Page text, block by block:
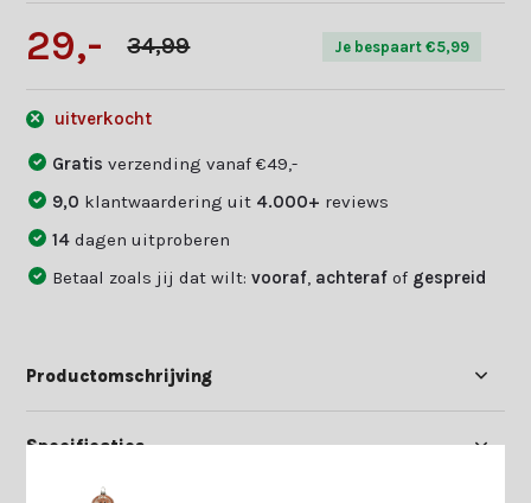
29,- 34,99 Je bespaart €5,99
uitverkocht
Gratisverzending vanaf €49,-
9,0 klantwaardering uit 4.000+ reviews
14dagen uitproberen
Betaal zoals jij dat wilt:vooraf achteraf of gespreid
Productomschrijving
Specificaties